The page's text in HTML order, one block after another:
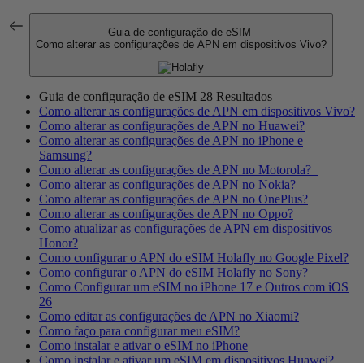
Guia de configuração de eSIM
Como alterar as configurações de APN em dispositivos Vivo?
Guia de configuração de eSIM 28 Resultados
Como alterar as configurações de APN em dispositivos Vivo?
Como alterar as configurações de APN no Huawei?
Como alterar as configurações de APN no iPhone e
Samsung?
Como alterar as configurações de APN no Motorola?
Como alterar as configurações de APN no Nokia?
Como alterar as configurações de APN no OnePlus?
Como alterar as configurações de APN no Oppo?
Como atualizar as configurações de APN em dispositivos
Honor?
Como configurar o APN do eSIM Holafly no Google Pixel?
Como configurar o APN do eSIM Holafly no Sony?
Como Configurar um eSIM no iPhone 17 e Outros com iOS
26
Como editar as configurações de APN no Xiaomi?
Como faço para configurar meu eSIM?
Como instalar e ativar o eSIM no iPhone